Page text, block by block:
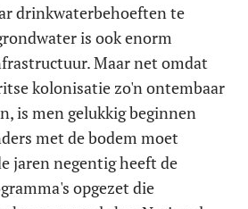
drinkwaterbehoeften te
is ook enorm
Maar net omdat
kolonisatie zo'n ontembaar
is men gelukkig beginnen
met de bodem moet
jaren negentig heeft de
opgezet die